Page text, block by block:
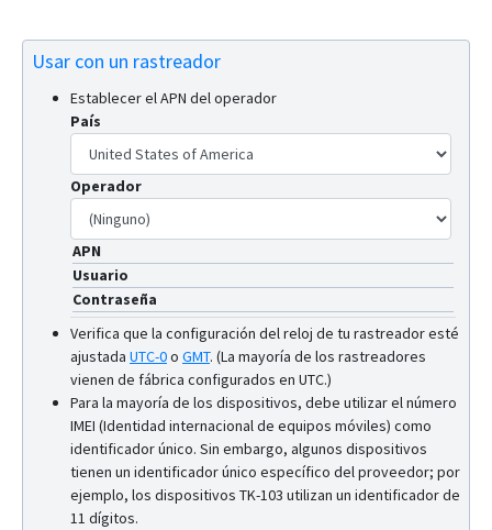
Usar con un rastreador
Establecer el APN del operador
País
Operador
APN
Usuario
Contraseña
Verifica que la configuración del reloj de tu rastreador esté
ajustada UTC-0o GMT. (La mayoría de los rastreadores
vienen de fábrica configurados en UTC.)
Para la mayoría de los dispositivos, debe utilizar el número
IMEI (Identidad internacional de equipos móviles) como
identificador único. Sin embargo, algunos dispositivos
tienen un identificador único específico del proveedor; por
ejemplo, los dispositivos TK-103 utilizan un identificador de
11 dígitos.